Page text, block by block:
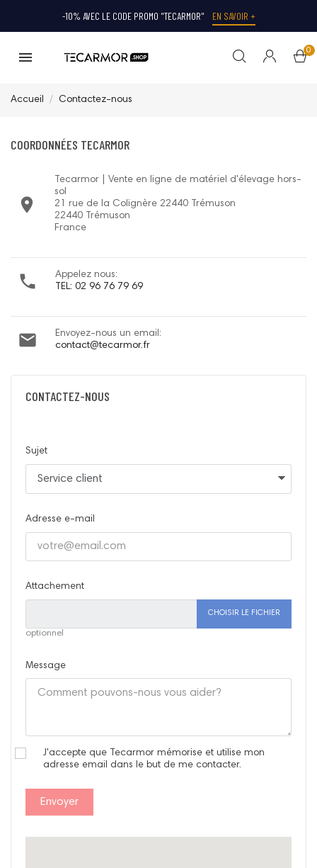
-10% AVEC LE CODE PROMO "TECARMOR" EN SAVOIR +
0
Accueil Contactez-nous
COORDONNÉES TECARMOR

Tecarmor | Vente en ligne de matériel d'élevage hors-
sol
21 rue de la Colignère 22440 Trémuson
22440 Trémuson
France

Appelez nous:
TEL: 02 96 76 79 69

Envoyez-nous un email:
contact@tecarmor.fr
CONTACTEZ-NOUS
Sujet
Adresse e-mail
Attachement
CHOISIR LE FICHIER
optionnel
Message
J'accepte que Tecarmor mémorise et utilise mon
adresse email dans le but de me contacter.